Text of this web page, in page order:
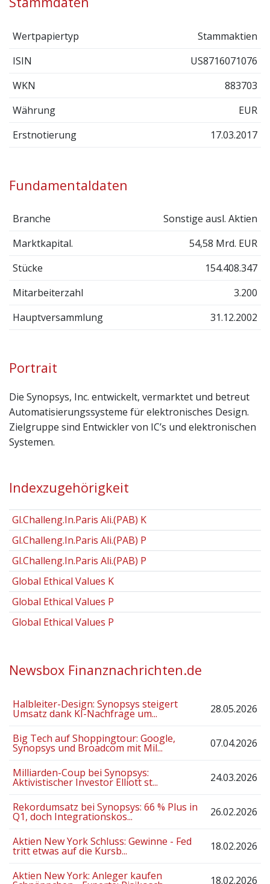
Wertpapiertyp
Stammaktien
ISIN
US8716071076
WKN
883703
Währung
EUR
Erstnotierung
17.03.2017
Fundamentaldaten
Branche
Sonstige ausl. Aktien
Marktkapital.
54,58 Mrd. EUR
Stücke
154.408.347
Mitarbeiterzahl
3.200
Hauptversammlung
31.12.2002
Portrait
Die Synopsys, Inc. entwickelt, vermarktet und betreut
Automatisierungssysteme für elektronisches Design.
Zielgruppe sind Entwickler von IC’s und elektronischen
Systemen.
Indexzugehörigkeit
Gl.Challeng.In.Paris Ali.(PAB) K
Gl.Challeng.In.Paris Ali.(PAB) P
Gl.Challeng.In.Paris Ali.(PAB) P
Global Ethical Values K
Global Ethical Values P
Global Ethical Values P
Newsbox Finanznachrichten.de
Halbleiter-Design: Synopsys steigert
Umsatz dank KI-Nachfrage um... 28.05.2026
Big Tech auf Shoppingtour: Google,
Synopsys und Broadcom mit Mil... 07.04.2026
Milliarden-Coup bei Synopsys:
Aktivistischer Investor Elliott st... 24.03.2026
Rekordumsatz bei Synopsys: 66 % Plus in
Q1, doch Integrationskos... 26.02.2026
Aktien New York Schluss: Gewinne - Fed
tritt etwas auf die Kursb... 18.02.2026
Aktien New York: Anleger kaufen 18.02.2026